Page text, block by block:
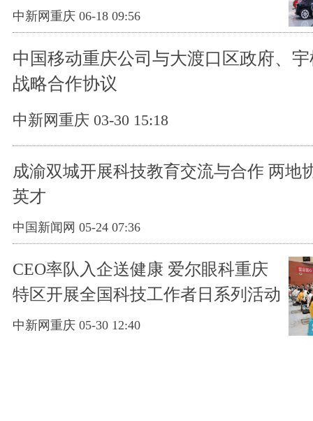
升
中新网重庆 06-18 09:56
中国移动重庆公司与大渡口区政府、
战略合作协议
中新网重庆 03-30 15:18
成渝双城开展科技教育交流与合作 两地
英才
中国新闻网 05-24 07:36
CEO率队入企送健康 爱尔眼科重庆
特区开展全国科技工作者日系列活动
中新网重庆 05-30 12:40